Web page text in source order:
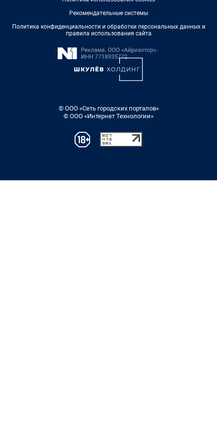
Рекомендательные системы
Политика конфиденциальности и обработки персональных данных и
правила использования сайта
© ООО «Сеть городских порталов»
© ООО «Интернет Технологии»